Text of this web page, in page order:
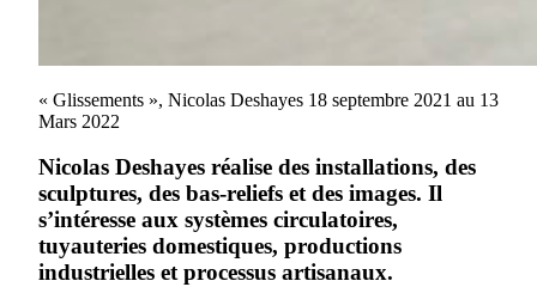
« Glissements », Nicolas Deshayes 18 septembre 2021 au 13
Mars 2022
Nicolas Deshayes réalise des installations, des
sculptures, des bas-reliefs et des images. Il
s’intéresse aux systèmes circulatoires,
tuyauteries domestiques, productions
industrielles et processus artisanaux.